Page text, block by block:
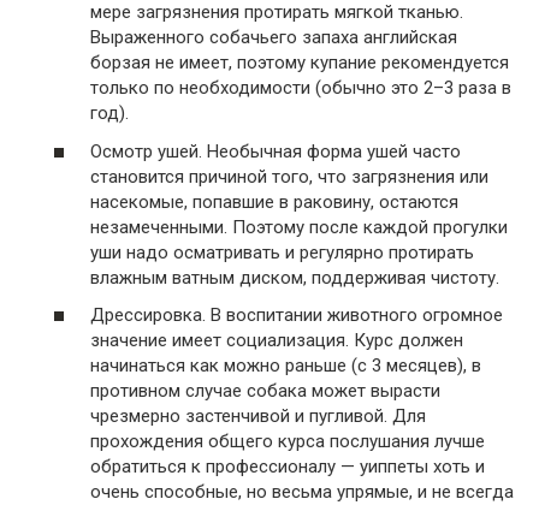
мере загрязнения протирать мягкой тканью.
Выраженного собачьего запаха английская
борзая не имеет, поэтому купание рекомендуется
только по необходимости (обычно это 2–3 раза в
год).
Осмотр ушей. Необычная форма ушей часто
становится причиной того, что загрязнения или
насекомые, попавшие в раковину, остаются
незамеченными. Поэтому после каждой прогулки
уши надо осматривать и регулярно протирать
влажным ватным диском, поддерживая чистоту.
Дрессировка. В воспитании животного огромное
значение имеет социализация. Курс должен
начинаться как можно раньше (с 3 месяцев), в
противном случае собака может вырасти
чрезмерно застенчивой и пугливой. Для
прохождения общего курса послушания лучше
обратиться к профессионалу — уиппеты хоть и
очень способные, но весьма упрямые, и не всегда